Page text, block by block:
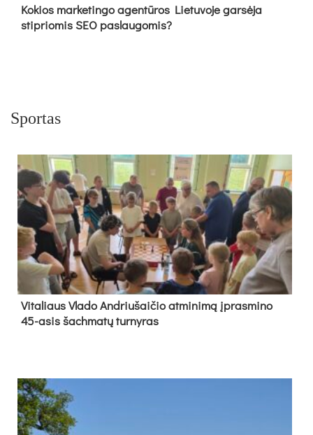
Kokios marketingo agentūros Lietuvoje garsėja
stipriomis SEO paslaugomis?
Sportas
Vi­ta­liaus Vla­do And­riu­šai­čio at­mi­ni­mą įpras­mi­no
45-asis šach­ma­tų tur­ny­ras